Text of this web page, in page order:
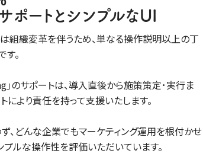
ポートとシンプルなUI
組織変革を伴うため、単なる操作説明以上の丁
。
のサポートは、導入直後から施策策定･実行ま
により責任を持って支援いたします。
、どんな企業でもマーケティング運用を根付かせ
プルな操作性を評価いただいています。